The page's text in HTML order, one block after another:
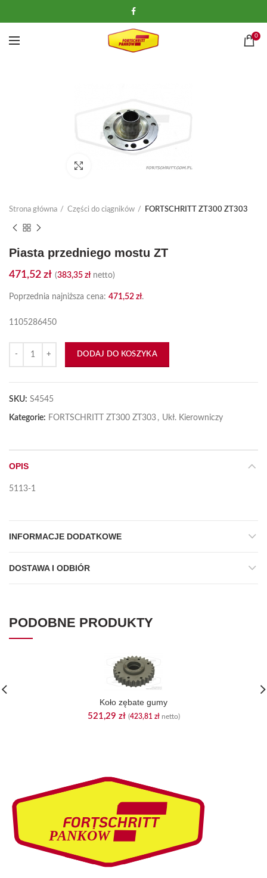
0
Kliknij, aby powiększyć
Strona główna Części do ciągników FORTSCHRITT ZT300 ZT303
Piasta przedniego mostu ZT
471,52 zł (383,35 złnetto)
Poprzednia najniższa cena: 471,52 zł.
1105286450
DODAJ DO KOSZYKA
SKU: S4545
Kategorie: FORTSCHRITT ZT300 ZT303 , Ukł. Kierowniczy
OPIS
5113-1
INFORMACJE DODATKOWE
DOSTAWA I ODBIÓR
PODOBNE PRODUKTY
Koło zębate gumy
521,29 zł (423,81 złnetto)